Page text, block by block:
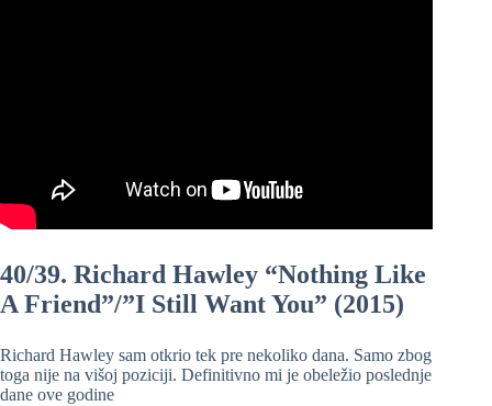
40/39. Richard Hawley “Nothing Like
A Friend”/”I Still Want You” (2015)
Richard Hawley sam otkrio tek pre nekoliko dana. Samo zbog
toga nije na višoj poziciji. Definitivno mi je obeležio poslednje
dane ove godine